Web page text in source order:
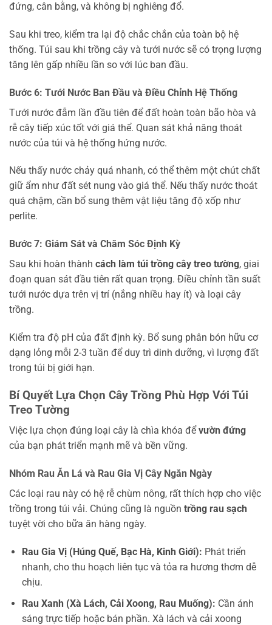
đứng, cân bằng, và không bị nghiêng đổ.
Sau khi treo, kiểm tra lại độ chắc chắn của toàn bộ hệ
thống. Túi sau khi trồng cây và tưới nước sẽ có trọng lượng
tăng lên gấp nhiều lần so với lúc ban đầu.
Bước 6: Tưới Nước Ban Đầu và Điều Chỉnh Hệ Thống
Tưới nước đẫm lần đầu tiên để đất hoàn toàn bão hòa và
rễ cây tiếp xúc tốt với giá thể. Quan sát khả năng thoát
nước của túi và hệ thống hứng nước.
Nếu thấy nước chảy quá nhanh, có thể thêm một chút chất
giữ ẩm như đất sét nung vào giá thể. Nếu thấy nước thoát
quá chậm, cần bổ sung thêm vật liệu tăng độ xốp như
perlite.
Bước 7: Giám Sát và Chăm Sóc Định Kỳ
Sau khi hoàn thành cách làm túi trồng cây treo tường, giai
đoạn quan sát đầu tiên rất quan trọng. Điều chỉnh tần suất
tưới nước dựa trên vị trí (nắng nhiều hay ít) và loại cây
trồng.
Kiểm tra độ pH của đất định kỳ. Bổ sung phân bón hữu cơ
dạng lỏng mỗi 2-3 tuần để duy trì dinh dưỡng, vì lượng đất
trong túi bị giới hạn.
Bí Quyết Lựa Chọn Cây Trồng Phù Hợp Với Túi
Treo Tường
Việc lựa chọn đúng loại cây là chìa khóa để vườn đứng
của bạn phát triển mạnh mẽ và bền vững.
Nhóm Rau Ăn Lá và Rau Gia Vị Cây Ngắn Ngày
Các loại rau này có hệ rễ chùm nông, rất thích hợp cho việc
trồng trong túi vải. Chúng cũng là nguồn trồng rau sạch
tuyệt vời cho bữa ăn hàng ngày.
Rau Gia Vị (Húng Quế, Bạc Hà, Kinh Giới): Phát triển
nhanh, cho thu hoạch liên tục và tỏa ra hương thơm dễ
chịu.
Rau Xanh (Xà Lách, Cải Xoong, Rau Muống): Cần ánh
sáng trực tiếp hoặc bán phần. Xà lách và cải xoong